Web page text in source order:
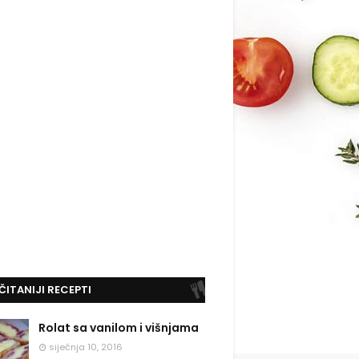
RECEPTI
Rolat sa vanilom i višnjama
siječnja 10, 2016